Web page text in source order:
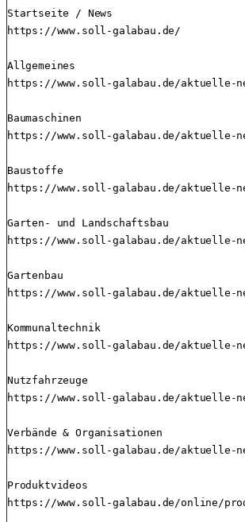
Startseite / News
https://www.soll-galabau.de/
Allgemeines
https://www.soll-galabau.de/aktuelle-
Baumaschinen
https://www.soll-galabau.de/aktuelle-
Baustoffe
https://www.soll-galabau.de/aktuelle-
Garten- und Landschaftsbau
https://www.soll-galabau.de/aktuelle-
Gartenbau
https://www.soll-galabau.de/aktuelle-
Kommunaltechnik
https://www.soll-galabau.de/aktuelle-
Nutzfahrzeuge
https://www.soll-galabau.de/aktuelle-
Verbände & Organisationen
https://www.soll-galabau.de/aktuelle-
Produktvideos
https://www.soll-galabau.de/online/